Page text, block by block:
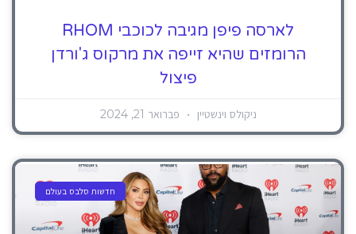
לארסה פיפן מגיבה לכוכבי RHOM
הרומזים שהיא זייפה את מרקוס ג'ורדן
פיצול
ניקולס וינשטיין פברואר 21, 2024
חדשות סלבס בעולם